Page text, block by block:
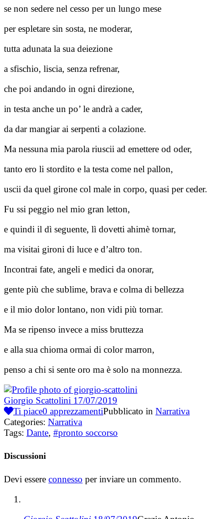
se non sedere nel cesso per un lungo mese
per espletare sin sosta, ne moderar,
tutta adunata la sua deiezione
a sfischio, liscia, senza refrenar,
che poi andando in ogni direzione,
in testa anche un po’ le andrà a cader,
da dar mangiar ai serpenti a colazione.
Ma nessuna mia parola riuscii ad emettere od oder,
tanto ero li stordito e la testa come nel pallon,
uscii da quel girone col male in corpo, quasi per ceder.
Fu ssi peggio nel mio gran letton,
e quindi il dì seguente, lì dovetti ahimè tornar,
ma visitai gironi di luce e d’altro ton.
Incontrai fate, angeli e medici da onorar,
gente più che sublime, brava e colma di bellezza
e il mio dolor lontano, non vidi più tornar.
Ma se ripenso invece a miss bruttezza
e alla sua chioma ormai di color marron,
penso a chi si sente oro ma è solo na monnezza.
Giorgio Scattolini 17/07/2019
Ti piace0 apprezzamentiPubblicato in Narrativa
Categories: Narrativa
Tags: Dante, #pronto soccorso
Discussioni
Devi essere connesso per inviare un commento.